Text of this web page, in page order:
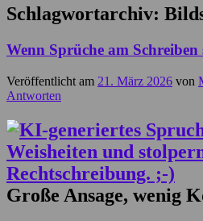
Schlagwortarchiv:
Wenn Sprüche am Schreiben
Veröffentlicht am 21. März 2026 von
Antworten
Große Ansage, wenig